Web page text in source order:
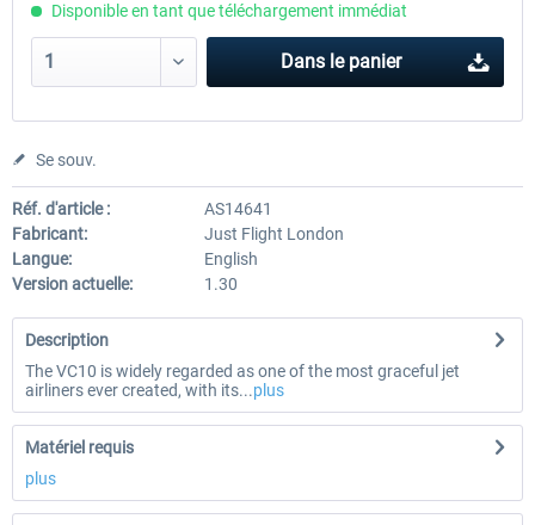
Disponible en tant que téléchargement immédiat
Dans le panier
Se souv.
Réf. d'article :
AS14641
Fabricant:
Just Flight London
Langue:
English
Version actuelle:
1.30
Description
The VC10 is widely regarded as one of the most graceful jet
airliners ever created, with its...plus
Matériel requis
plus